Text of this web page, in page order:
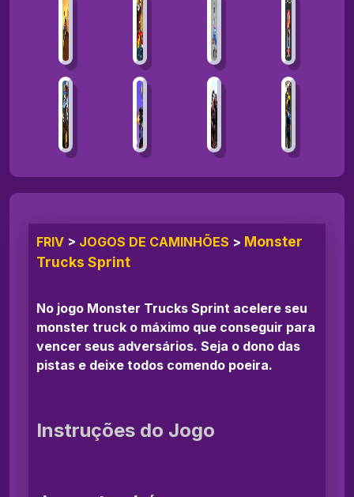
FRIV > JOGOS DE CAMINHÕES > Monster
Trucks Sprint
No jogo Monster Trucks Sprint acelere seu
monster truck o máximo que conseguir para
vencer seus adversários. Seja o dono das
pistas e deixe todos comendo poeira.
Instruções do Jogo